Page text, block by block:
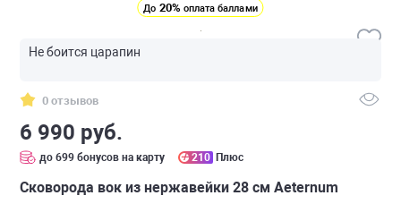
До 20% оплата баллами
Не боится царапин
0 отзывов
6 990 руб.
до 699 бонусов на карту 210 Плюс
Сковорода вок из нержавейки 28 см Аeternum